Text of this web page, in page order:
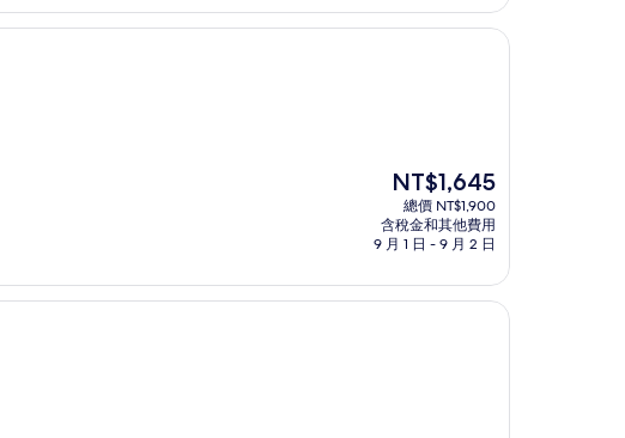
NT$6,458
現
在
價
格
NT$1,645
NT$1,645
總價 NT$1,900
含稅金和其他費用
9 月 1 日 - 9 月 2 日